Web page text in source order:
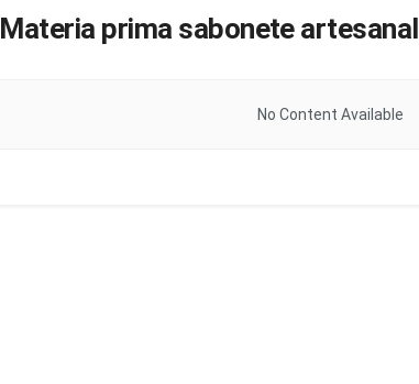
Materia prima sabonete artesanal
No Content Available